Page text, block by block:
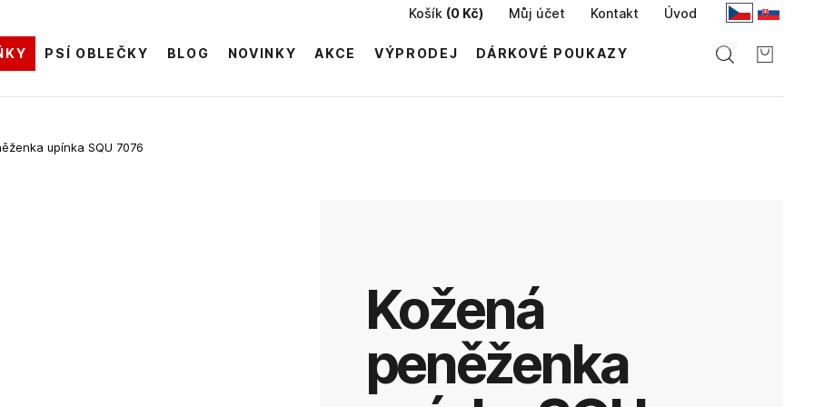
Kožená
peněženka
Úvod
Kontakt
Můj účet
Košík (0 Kč)
upínka SQU 7076
PSÍ OBLEČKY BLOG NOVINKY AKCE VÝPRODEJ DÁRKOVÉ POUKAZY